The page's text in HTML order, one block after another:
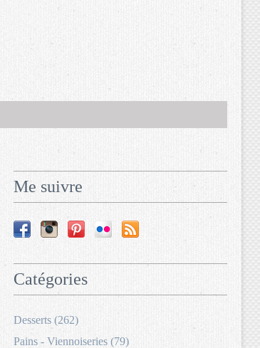
Me suivre
Catégories
Desserts (262)
Pains - Viennoiseries (79)